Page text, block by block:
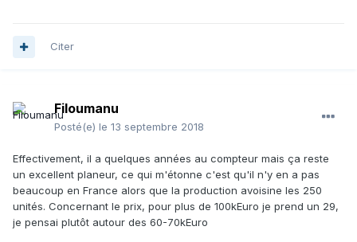
Citer
Filoumanu
Posté(e) le 13 septembre 2018
Effectivement, il a quelques années au compteur mais ça reste
un excellent planeur, ce qui m'étonne c'est qu'il n'y en a pas
beaucoup en France alors que la production avoisine les 250
unités. Concernant le prix, pour plus de 100kEuro je prend un 29,
je pensai plutôt autour des 60-70kEuro